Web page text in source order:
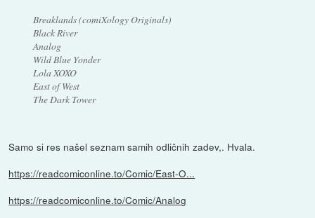
Breaklands (comiXology Originals)
Black River
Analog
Wild Blue Yonder
Lola XOXO
East of West
The Dark Tower
Samo si res našel seznam samih odličnih zadev,. Hvala.
https://readcomiconline.to/Comic/East-O...
https://readcomiconline.to/Comic/Analog